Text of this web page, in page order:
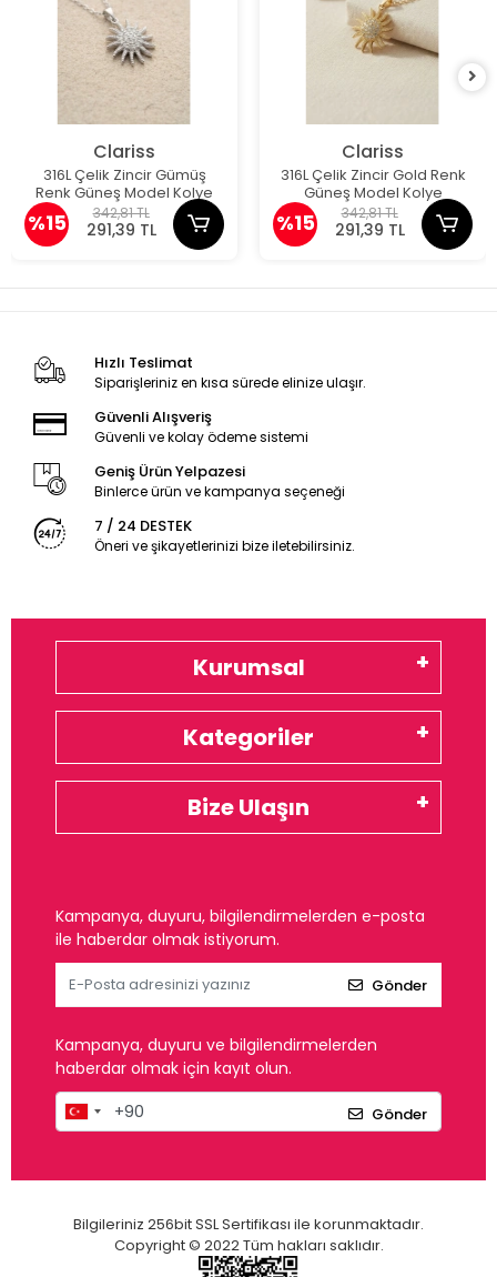
Clariss
316L Çelik Zincir Gümüş
Renk Güneş Model Kolye
%15 342,81 TL
291,39 TL
Clariss
316L Çelik Zincir Gold Renk
Güneş Model Kolye
%15 342,81 TL
291,39 TL
Hızlı Teslimat
Siparişleriniz en kısa sürede elinize ulaşır.
Güvenli Alışveriş
Güvenli ve kolay ödeme sistemi
Geniş Ürün Yelpazesi
Binlerce ürün ve kampanya seçeneği
7 / 24 DESTEK
Öneri ve şikayetlerinizi bize iletebilirsiniz.
Kurumsal
Kategoriler
Bize Ulaşın
Kampanya, duyuru, bilgilendirmelerden e-posta
ile haberdar olmak istiyorum.
Gönder
Kampanya, duyuru ve bilgilendirmelerden
haberdar olmak için kayıt olun.
Gönder
Bilgileriniz 256bit SSL Sertifikası ile korunmaktadır.
Copyright © 2022 Tüm hakları saklıdır.